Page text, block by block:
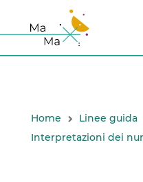
Home Linee guida
Interpretazioni dei